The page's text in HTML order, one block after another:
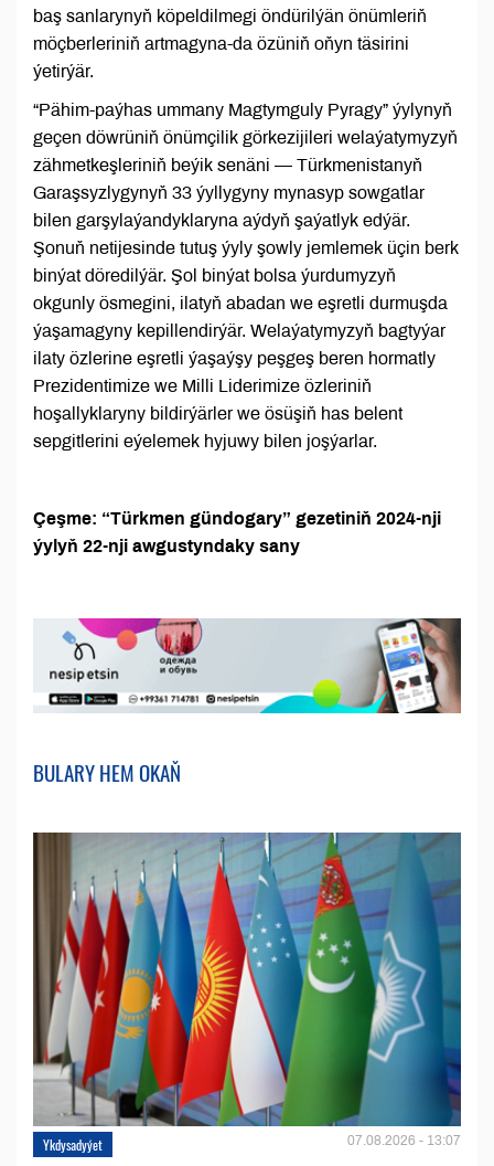
baş sanlarynyň köpeldilmegi öndürilýän önümleriň
möçberleriniň artmagyna-da özüniň oňyn täsirini
ýetirýär.
“Pähim-paýhas ummany Magtymguly Pyragy” ýylynyň
geçen döwrüniň önümçilik görkezijileri welaýatymyzyň
zähmetkeşleriniň beýik senäni — Türkmenistanyň
Garaşsyzlygynyň 33 ýyllygyny mynasyp sowgatlar
bilen garşylaýandyklaryna aýdyň şaýatlyk edýär.
Şonuň netijesinde tutuş ýyly şowly jemlemek üçin berk
binýat döredilýär. Şol binýat bolsa ýurdumyzyň
okgunly ösmegini, ilatyň abadan we eşretli durmuşda
ýaşamagyny kepillendirýär. Welaýatymyzyň bagtyýar
ilaty özlerine eşretli ýaşaýşy peşgeş beren hormatly
Prezidentimize we Milli Liderimize özleriniň
hoşallyklaryny bildirýärler we ösüşiň has belent
sepgitlerini eýelemek hyjuwy bilen joşýarlar.
Çeşme: “Türkmen gündogary” gezetiniň 2024-nji
ýylyň 22-nji awgustyndaky sany
BULARY HEM OKAŇ
Ykdysadyýet 07.08.2026 - 13:07